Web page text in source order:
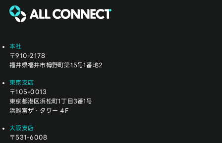
本社
〒910-2178
福井県福井市栂野町第15号1番地2
東京支店
〒105-0013
東京都港区浜松町1丁目3番1号
浜離宮ザ・タワー 4F
大阪支店
〒531-6008